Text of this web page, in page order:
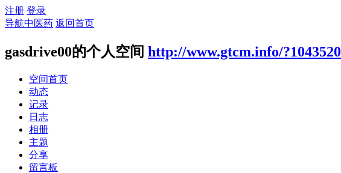
注册 登录
导航中医药 返回首页
gasdrive00的个人空间 http://www.gtcm.info/?1043520
空间首页
动态
记录
日志
相册
主题
分享
留言板